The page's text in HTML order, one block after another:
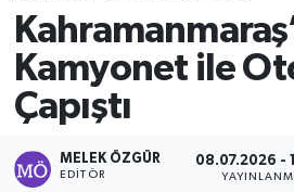
Kamyonet ile
Çapıştı
MELEK ÖZGÜR
EDITÖR
08.07.2026 -
Gündem
Magazin
Politika
Tüm Manşetler
Son Dakika Haberleri
Haber Arşivi